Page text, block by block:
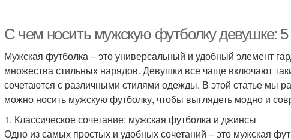
С чем носить мужскую футболку девушке:
Мужская футболка – это универсальный и удобный элемент
множества стильных нарядов. Девушки все чаще включают
сочетаются с различными стилями одежды. В этой статье мы
можно носить мужскую футболку, чтобы выглядеть модно и
1. Классическое сочетание: мужская футболка и джинсы
Одно из самых простых и удобных сочетаний – это мужская